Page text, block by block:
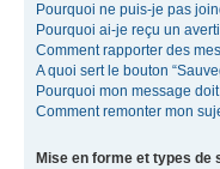
Pourquoi ne puis-je pas
Pourquoi ai-je reçu un
Comment rapporter des
A quoi sert le bouton
Pourquoi mon message
Comment remonter mon
Mise en forme et types de